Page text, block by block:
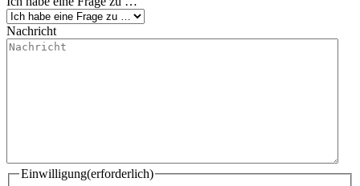
Nachricht
Einwilligung(erforderlich)